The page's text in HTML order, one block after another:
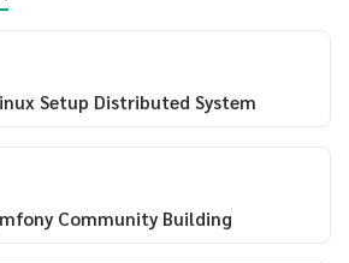
Setup Distributed System
Community Building